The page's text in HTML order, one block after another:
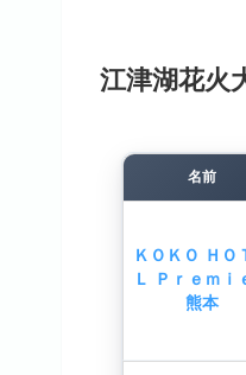
江津湖花火
名前
ＫＯＫＯ ＨＯ
Ｌ Ｐｒｅｍｉ
熊本